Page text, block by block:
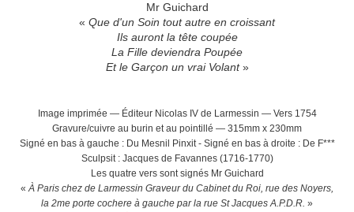
Mr Guichard
« Que d'un Soin tout autre en croissant
Ils auront la tête coupée
La Fille deviendra Poupée
Et le Garçon un vrai Volant»
Image imprimée — Éditeur Nicolas IV de Larmessin — Vers 1754
Gravure/cuivre au burin et au pointillé — 315mm x 230mm
Signé en bas à gauche : Du Mesnil Pinxit - Signé en bas à droite : De F***
Sculpsit : Jacques de Favannes (1716-1770)
Les quatre vers sont signés Mr Guichard
«À Paris chez de Larmessin Graveur du Cabinet du Roi, rue des Noyers,
la 2me porte cochere à gauche par la rue St Jacques A.P.D.R. »